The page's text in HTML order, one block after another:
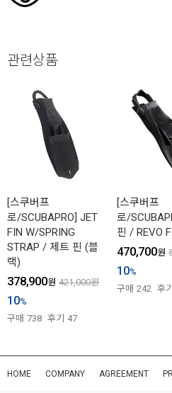
관련상품
[스쿠버프
로/SCUBAPRO] JET
FIN W/SPRING
STRAP / 제트 핀 (블
랙)
378,900원 421,000원
10%
구매 738 후기 47
[스쿠버프
로/
핀 / REVO
470,700원
10%
구매 242 후기
HOME COMPANY AGREEMENT